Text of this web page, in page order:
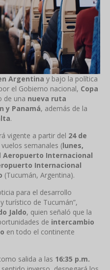
Argentina y bajo la política
el Gobierno nacional, Copa
de una nueva ruta
y Panamá, además de la
.
vigente a partir del 24 de
semanales (lunes,
Aeropuerto Internacional
Internacional
(Tucumán, Argentina).
para el desarrollo
turístico de Tucumán”,
Jaldo, quien señaló que la
de intercambio
en todo el continente
salida a las 16:35 p.m.